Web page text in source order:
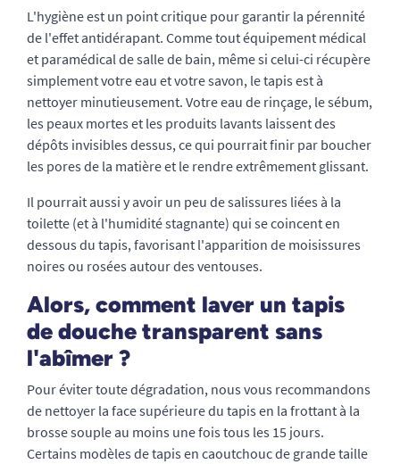
L'hygiène est un point critique pour garantir la pérennité
de l'effet antidérapant. Comme tout équipement médical
et paramédical de salle de bain, même si celui-ci récupère
simplement votre eau et votre savon, le tapis est à
nettoyer minutieusement. Votre eau de rinçage, le sébum,
les peaux mortes et les produits lavants laissent des
dépôts invisibles dessus, ce qui pourrait finir par boucher
les pores de la matière et le rendre extrêmement glissant.
Il pourrait aussi y avoir un peu de salissures liées à la
toilette (et à l'humidité stagnante) qui se coincent en
dessous du tapis, favorisant l'apparition de moisissures
noires ou rosées autour des ventouses.
Alors, comment laver un tapis
de douche transparent sans
l'abîmer ?
Pour éviter toute dégradation, nous vous recommandons
de nettoyer la face supérieure du tapis en la frottant à la
brosse souple au moins une fois tous les 15 jours.
Certains modèles de tapis en caoutchouc de grande taille